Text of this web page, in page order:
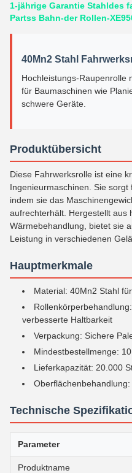
1-jährige Garantie Stahldes
Partss Bahn-der Rollen-
40Mn2 Stahl
Hochleistungs-Raupenrolle
für Baumaschinen wie
schwere Geräte.
Produktübersicht
Diese Fahrwerksrolle ist eine
Ingenieurmaschinen. Sie sorgt
indem sie das
aufrechterhält. Hergestellt aus
Wärmebehandlung, bietet sie
Leistung in verschiedenen
Hauptmerkmale
Material: 40Mn2 Stahl
verbesserte Haltbarkeit
Verpackung: Sichere
Mindestbestellmenge:
Lieferkapazität: 20.000
Technische
Parameter
Produktname